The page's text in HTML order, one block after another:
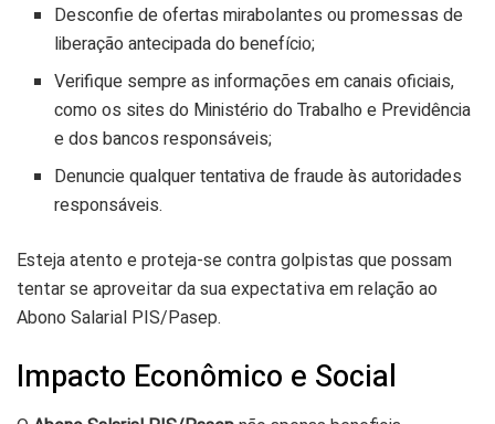
Desconfie de ofertas mirabolantes ou promessas de
liberação antecipada do benefício;
Verifique sempre as informações em canais oficiais,
como os sites do Ministério do Trabalho e Previdência
e dos bancos responsáveis;
Denuncie qualquer tentativa de fraude às autoridades
responsáveis.
Esteja atento e proteja-se contra golpistas que possam
tentar se aproveitar da sua expectativa em relação ao
Abono Salarial PIS/Pasep.
Impacto Econômico e Social